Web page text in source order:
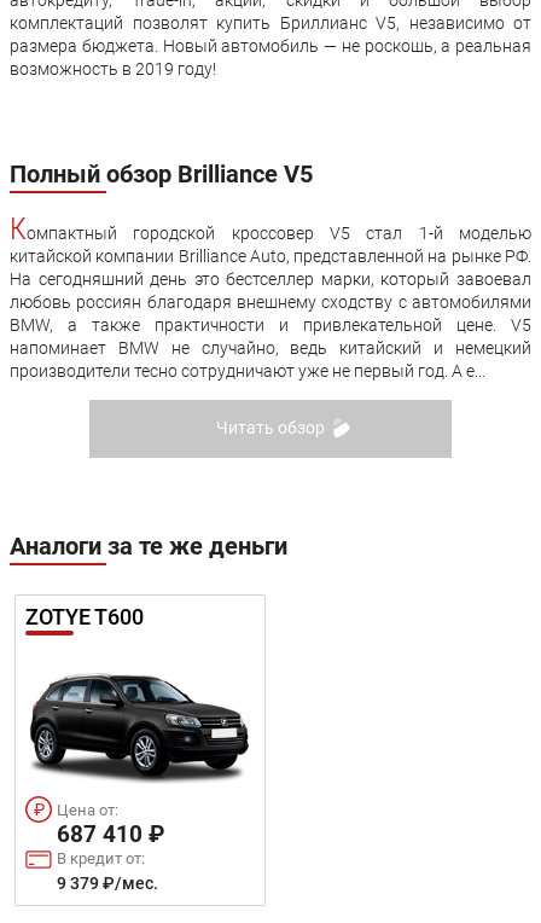
комплектаций позволят купить Бриллианс V5, независимо от
размера бюджета. Новый автомобиль — не роскошь, а реальная
возможность в 2019 году!
Полный обзор Brilliance V5
Компактный городской кроссовер V5 стал 1-й моделью
китайской компании Brilliance Auto, представленной на рынке РФ.
На сегодняшний день это бестселлер марки, который завоевал
любовь россиян благодаря внешнему сходству с автомобилями
BMW, а также практичности и привлекательной цене. V5
напоминает BMW не случайно, ведь китайский и немецкий
производители тесно сотрудничают уже не первый год. А е...
Читать обзор
Аналоги за те же деньги
ZOTYE T600
Цена от:
687 410 ₽
В кредит от:
9 379 ₽/мес.